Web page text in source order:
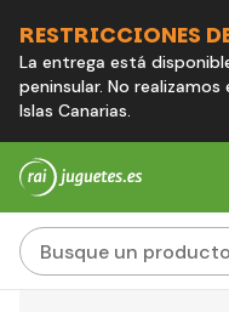
RESTRICCIONES
La entrega está
peninsular. No realizamos
Islas Canarias.